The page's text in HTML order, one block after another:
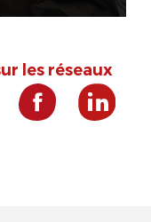
les réseaux